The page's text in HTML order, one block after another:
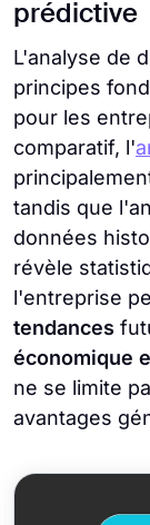
prédictive
L'analyse de
principes
pour les
comparatif, l'
tandis que
données
révèle
l'entreprise
tendances
économique
ne se limite
avantages